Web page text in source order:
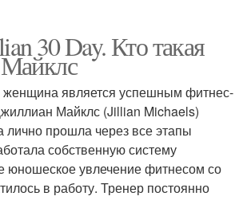
30 Day. Кто такая
женщина является успешным фитнес-
Майклс (Jillian Michaels)
лично прошла через все этапы
собственную систему
юношеское увлечение фитнесом со
в работу. Тренер постоянно